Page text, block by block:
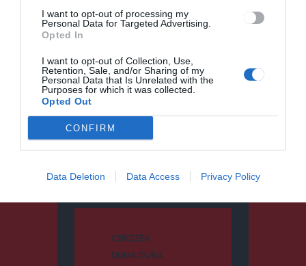
I want to opt-out of processing my
Personal Data for Targeted Advertising.
Opted In
I want to opt-out of Collection, Use,
Retention, Sale, and/or Sharing of my
Personal Data that Is Unrelated with the
Purposes for which it was collected.
Opted Out
CONFIRM
Data Deletion Data Access Privacy Policy
Keresés
Keresés:
Kategóriák
CSÍKSZÉK
DUMA DUBA